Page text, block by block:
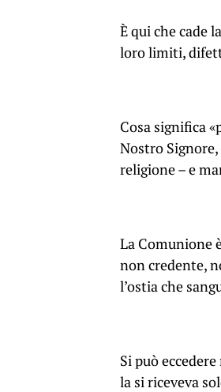
È qui che cade
loro limiti,
Cosa significa
Nostro Signore,
religione – e
La Comunione
non credente,
l’ostia che
Si può
la si riceveva